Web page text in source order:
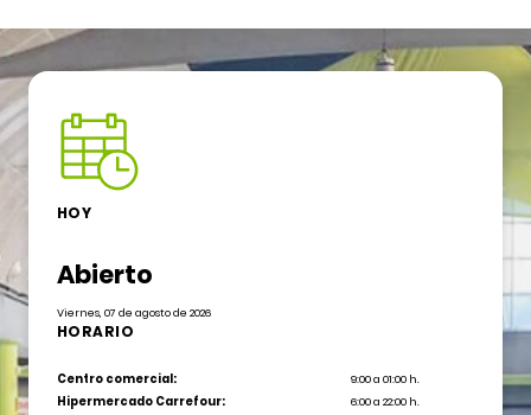
HOY
Abierto
Viernes, 07 de agosto de 2026
HORARIO
Centro comercial:
9:00 a 01:00 h.
Hipermercado Carrefour:
6:00 a 22:00 h.